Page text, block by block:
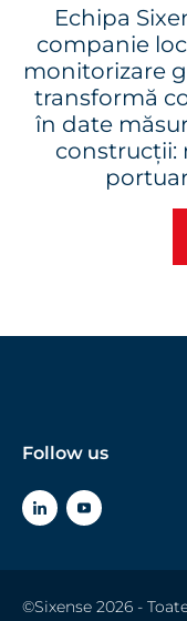
Echipa
companie
monitorizare
transformă
în date
construcții:
Follow us
©Sixense 2026 -